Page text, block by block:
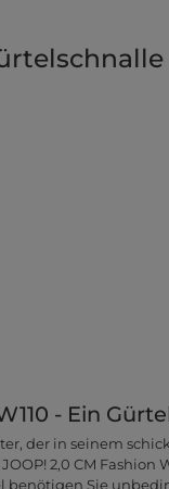
- Ein
der in seinem
2,0 CM Fashion
benötigen Sie